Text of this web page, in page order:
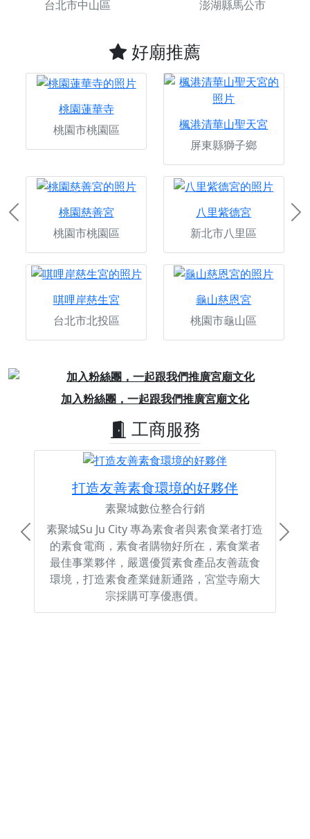
台北市中山區
澎湖縣馬公市
好廟推薦
桃園蓮華寺
桃園市桃園區
楓港清華山聖天宮
屏東縣獅子鄉
桃園慈善宮
桃園市桃園區
八里紫德宮
新北市八里區
唭哩岸慈生宮
台北市北投區
龜山慈恩宮
桃園市龜山區
Previous
加入粉絲團，一起跟我們推廣宮廟文化
Previous
工商服務
打造友善素食環境的好夥伴
素聚城數位整合行銷
素聚城Su Ju City 專為素食者與素食業者打造
的素食電商，素食者購物好所在，素食業者
最佳事業夥伴，嚴選優質素食產品友善蔬食
環境，打造素食產業鏈新通路，宮堂寺廟大
宗採購可享優惠價。
Previous Next